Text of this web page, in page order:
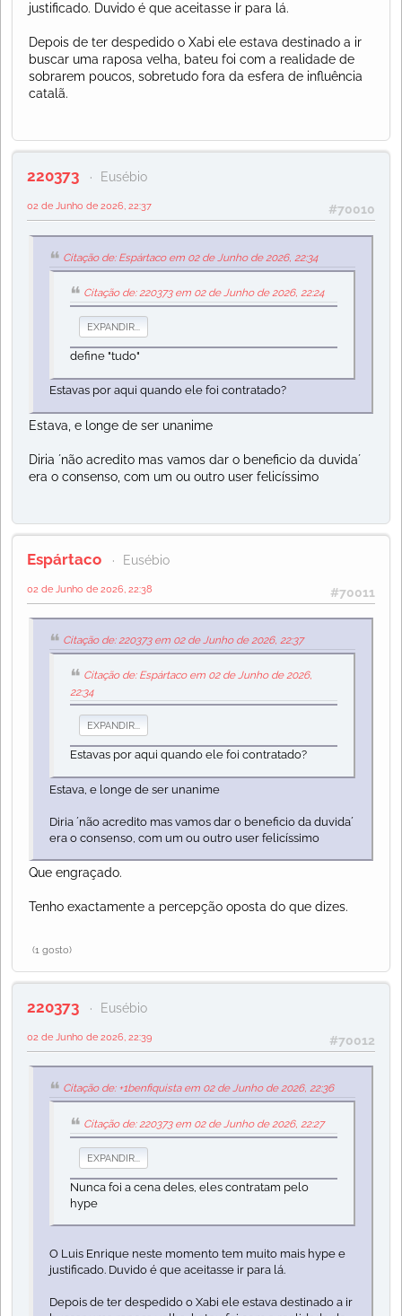
justificado. Duvido é que aceitasse ir para lá.
Depois de ter despedido o Xabi ele estava destinado a ir
buscar uma raposa velha, bateu foi com a realidade de
sobrarem poucos, sobretudo fora da esfera de influência
catalã.
220373 Eusébio
#70010
02 de Junho de 2026, 22:37
Citação de: Espártaco em 02 de Junho de 2026, 22:34
Citação de: 220373 em 02 de Junho de 2026, 22:24
EXPANDIR...
define "tudo"
Estavas por aqui quando ele foi contratado?
Estava, e longe de ser unanime
Diria ´não acredito mas vamos dar o beneficio da duvida´
era o consenso, com um ou outro user felicíssimo
Espártaco Eusébio
#70011
02 de Junho de 2026, 22:38
Citação de: 220373 em 02 de Junho de 2026, 22:37
Citação de: Espártaco em 02 de Junho de 2026,
22:34
EXPANDIR...
Estavas por aqui quando ele foi contratado?
Estava, e longe de ser unanime
Diria ´não acredito mas vamos dar o beneficio da duvida´
era o consenso, com um ou outro user felicíssimo
Que engraçado.
Tenho exactamente a percepção oposta do que dizes.
(1 gosto)
220373 Eusébio
#70012
02 de Junho de 2026, 22:39
Citação de: +1benfiquista em 02 de Junho de 2026, 22:36
Citação de: 220373 em 02 de Junho de 2026, 22:27
EXPANDIR...
Nunca foi a cena deles, eles contratam pelo
hype
O Luis Enrique neste momento tem muito mais hype e
justificado. Duvido é que aceitasse ir para lá.
Depois de ter despedido o Xabi ele estava destinado a ir